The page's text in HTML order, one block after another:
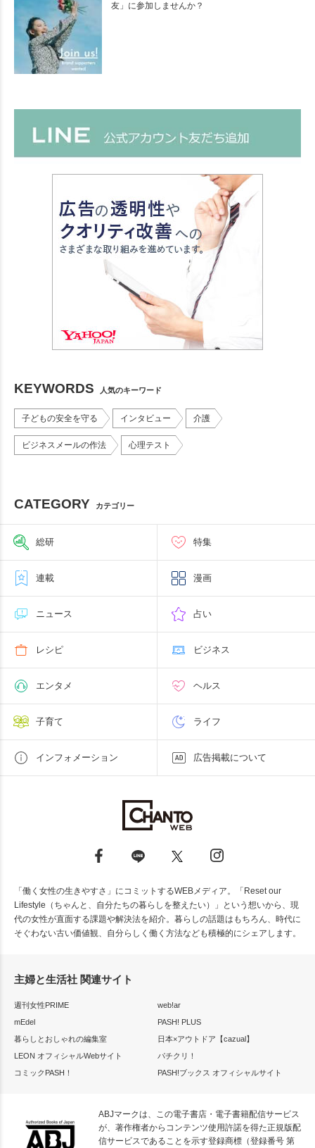
友」に参加しませんか？
KEYWORDS 人気のキーワード
子どもの安全を守る インタビュー 介護
ビジネスメールの作法 心理テスト
CATEGORY カテゴリー
総研 特集
連載 漫画
ニュース 占い
レシピ ビジネス
エンタメ ヘルス
子育て ライフ
インフォメーション 広告掲載について
「働く女性の生きやすさ」にコミットするWEBメディア。「Reset our
Lifestyle（ちゃんと、自分たちの暮らしを整えたい）」という想いから、現
代の女性が直面する課題や解決法を紹介。暮らしの話題はもちろん、時代に
そぐわない古い価値観、自分らしく働く方法なども積極的にシェアします。
主婦と生活社 関連サイト
週刊女性PRIME
web!ar
mEdel
PASH! PLUS
暮らしとおしゃれの編集室
日本×アウトドア【cazual】
LEON オフィシャルWebサイト
パチクリ！
コミックPASH！
PASH!ブックス オフィシャルサイト
ABJマークは、この電子書店・電子書籍配信サービス
が、著作権者からコンテンツ使用許諾を得た正規版配
信サービスであることを示す登録商標（登録番号 第